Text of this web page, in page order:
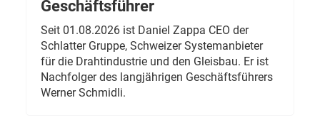
Geschäftsführer
Seit 01.08.2026 ist Daniel Zappa CEO der
Schlatter Gruppe, Schweizer Systemanbieter
für die Drahtindustrie und den Gleisbau. Er ist
Nachfolger des langjährigen Geschäftsführers
Werner Schmidli.